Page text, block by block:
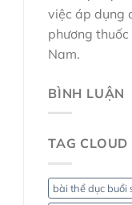
việc áp dụng
phương
Nam.
BÌNH LUẬN
TAG CLOUD
bài thể dục buổi